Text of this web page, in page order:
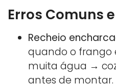
Erros Comuns
Recheio
quando o frango
muita água →
antes de montar.